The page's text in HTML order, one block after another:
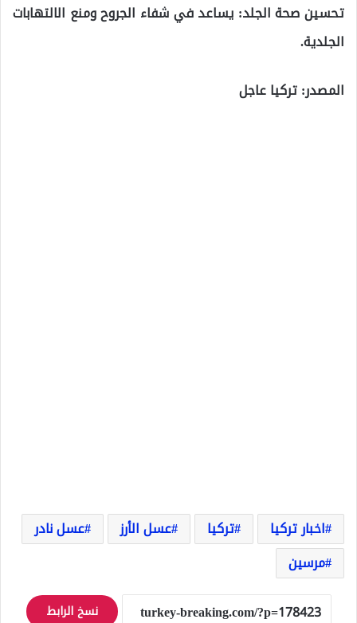
تحسين صحة الجلد: يساعد في شفاء الجروح ومنع الالتهابات
الجلدية.
المصدر: تركيا عاجل
اخبار تركيا تركيا عسل الأرز
عسل نادر
مرسين
نسخ الرابط